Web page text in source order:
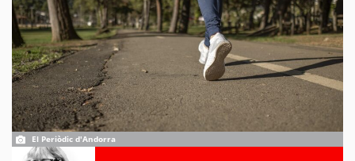
El Periòdic d'Andorra